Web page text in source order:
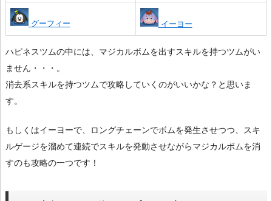
グーフィー イーヨー
ハピネスツムの中には、マジカルボムを出すスキルを持つツムがい
ません・・・。
消去系スキルを持つツムで攻略していくのがいいかな？と思いま
す。
もしくはイーヨーで、ロングチェーンでボムを発生させつつ、スキ
ルゲージを溜めて連続でスキルを発動させながらマジカルボムを消
すのも攻略の一つです！